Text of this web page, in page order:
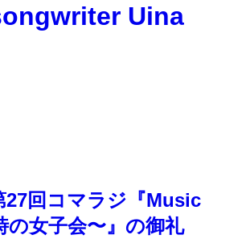
27回コマラジ『Music
の女子会〜』の御礼